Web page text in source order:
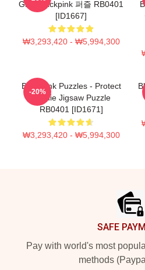
Girls Blackpink 퍼즐 RB0401
[ID1667]
₩3,293,420 - ₩5,994,300
Blackpink Puzzles - Protect
Jennie Jigsaw Puzzle
RB0401 [ID1671]
₩3,293,420 - ₩5,994,300
-20%
SAFE
Pay with world's most
methods